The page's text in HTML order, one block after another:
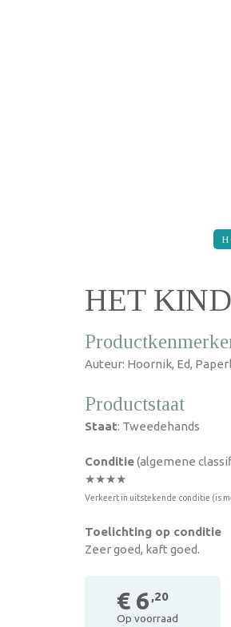
HET
Auteur: Hoornik, Ed,
Productstaat
Staat: Tweedehands
Conditie(algemene
★★★★
Verkeert in uitstekende conditie (is
Toelichting op conditie
Zeer goed, kaft goed.
€ 6 ,20
Op voorraad